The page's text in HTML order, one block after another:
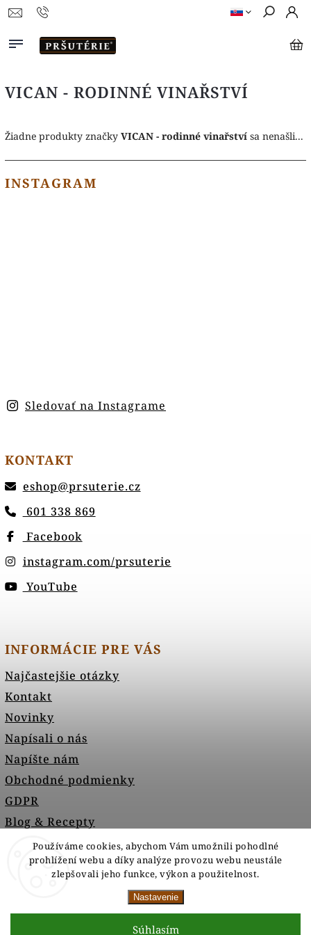
Používáme cookies, abychom Vám umožnili pohodlné
prohlížení webu a díky analýze provozu webu neustále
zlepšovali jeho funkce, výkon a použitelnost.
Nastavenie
Súhlasím
VICAN - RODINNÉ VINAŘSTVÍ
Žiadne produkty značky VICAN - rodinné vinařství sa nenašli...
INSTAGRAM
Sledovať na Instagrame
KONTAKT
eshop@prsuterie.cz
601 338 869
Facebook
instagram.com/prsuterie
YouTube
INFORMÁCIE PRE VÁS
Najčastejšie otázky
Kontakt
Novinky
Napísali o nás
Napíšte nám
Obchodné podmienky
GDPR
Blog & Recepty